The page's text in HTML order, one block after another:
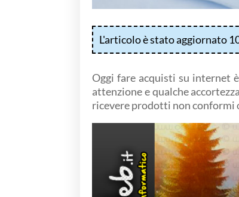
L'articolo è stato aggiornato
Oggi fare acquisti su internet
attenzione e qualche
ricevere prodotti non conformi